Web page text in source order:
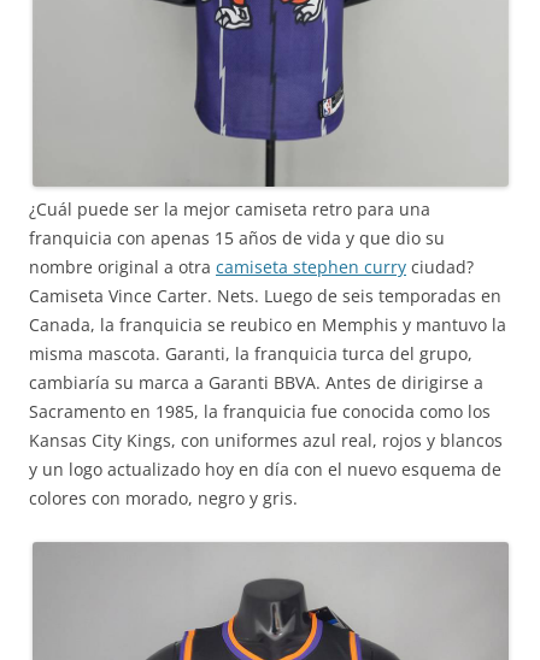
¿Cuál puede ser la mejor camiseta retro para una
franquicia con apenas 15 años de vida y que dio su
nombre original a otra camiseta stephen curry ciudad?
Camiseta Vince Carter. Nets. Luego de seis temporadas en
Canada, la franquicia se reubico en Memphis y mantuvo la
misma mascota. Garanti, la franquicia turca del grupo,
cambiaría su marca a Garanti BBVA. Antes de dirigirse a
Sacramento en 1985, la franquicia fue conocida como los
Kansas City Kings, con uniformes azul real, rojos y blancos
y un logo actualizado hoy en día con el nuevo esquema de
colores con morado, negro y gris.